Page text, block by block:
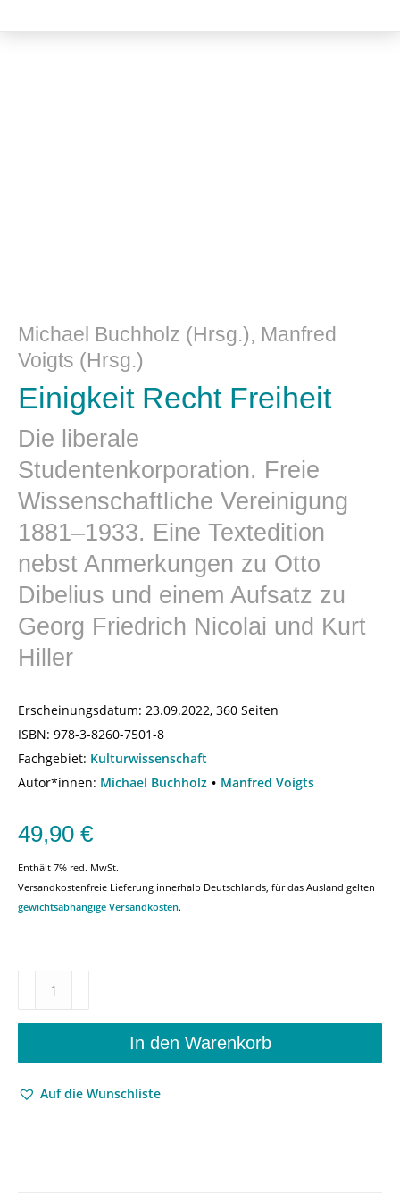
Michael Buchholz (Hrsg.), Manfred
Voigts (Hrsg.)
Einigkeit Recht Freiheit
Die liberale
Studentenkorporation. Freie
Wissenschaftliche Vereinigung
1881–1933. Eine Textedition
nebst Anmerkungen zu Otto
Dibelius und einem Aufsatz zu
Georg Friedrich Nicolai und Kurt
Hiller
Erscheinungsdatum: 23.09.2022, 360 Seiten
ISBN: 978-3-8260-7501-8
Fachgebiet: Kulturwissenschaft
Autor*innen: Michael Buchholz Manfred Voigts
49,90 €
Enthält 7% red. MwSt.
Versandkostenfreie Lieferung innerhalb Deutschlands, für das Ausland gelten
gewichtsabhängige Versandkosten.
Die
Studentenkorporation.
In den Warenkorb
Auf die Wunschliste